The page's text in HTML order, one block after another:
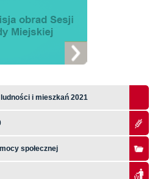
i mieszkań 2021
społecznej